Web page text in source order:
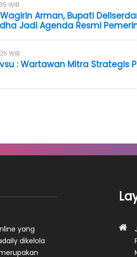
WIB
Arman, Bupati
Jadi Agenda Resmi
WIB
: Wartawan Mitra Strategis
yang
dikelola